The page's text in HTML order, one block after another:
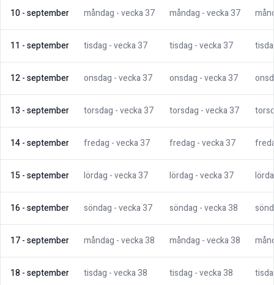
10-september måndag - vecka37 måndag - vecka37
11 -september tisdag - vecka37 tisdag - vecka37
12-september onsdag - vecka37 onsdag - vecka37
13 -september torsdag - vecka37 torsdag - vecka37
14-september fredag - vecka37 fredag - vecka37
15-september lördag - vecka37 lördag - vecka37
16-september söndag - vecka37 söndag - vecka38
17-september måndag - vecka38 måndag - vecka38
18-september tisdag - vecka38 tisdag - vecka38